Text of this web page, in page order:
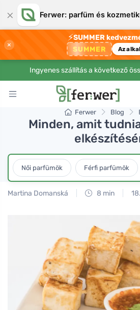
× Ferwer: parfüm és
×
⚡SUMMER
SUMMER Az
Ingyenes szállítás a következő
Ferwer Blog
Minden, amit
Női parfümök Férfi parfümök
Martina Domanská 8 min